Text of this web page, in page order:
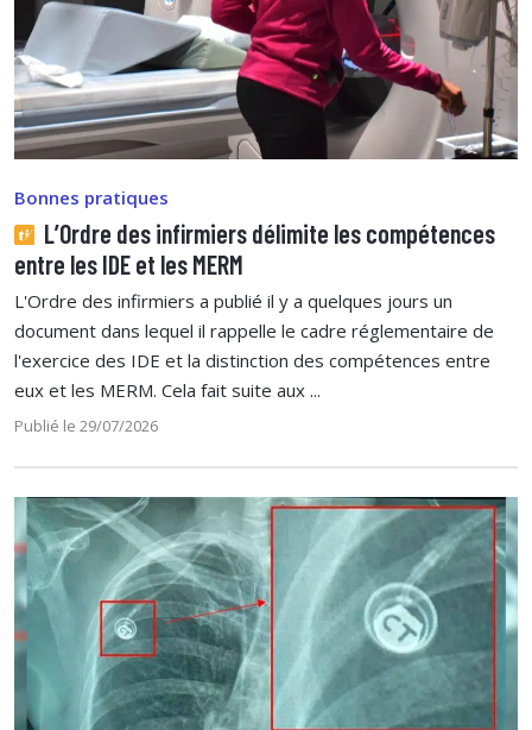
Bonnes pratiques
L’Ordre des infirmiers délimite les compétences
entre les IDE et les MERM
L'Ordre des infirmiers a publié il y a quelques jours un
document dans lequel il rappelle le cadre réglementaire de
l'exercice des IDE et la distinction des compétences entre
eux et les MERM. Cela fait suite aux ...
Publié le 29/07/2026